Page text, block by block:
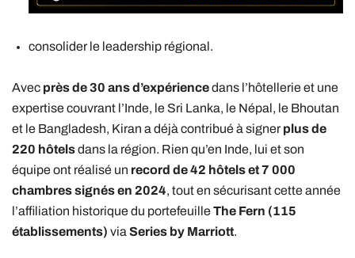
consolider le leadership régional.
Avec près de 30 ans d’expériencedans l’hôtellerie et une
expertise couvrant l’Inde, le Sri Lanka, le Népal, le Bhoutan
et le Bangladesh, Kiran a déjà contribué à signer plus de
220 hôtelsdans la région. Rien qu’en Inde, lui et son
équipe ont réalisé un record de 42 hôtels et 7 000
chambres signés en 2024, tout en sécurisant cette année
l’affiliation historique du portefeuilleThe Fern (115
établissements) via Series by Marriott.